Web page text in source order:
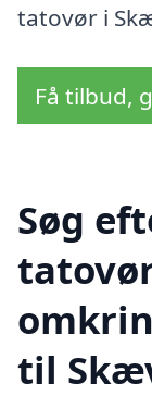
tatovør i
Få tilbud,
Søg
til